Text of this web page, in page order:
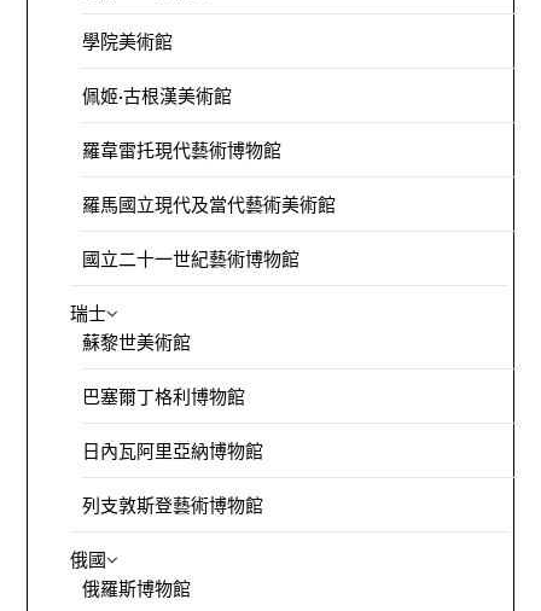
學院美術館
佩姬·古根漢美術館
羅韋雷托現代藝術博物館
羅馬國立現代及當代藝術美術館
國立二十一世紀藝術博物館
瑞士
蘇黎世美術館
巴塞爾丁格利博物館
日內瓦阿里亞納博物館
列支敦斯登藝術博物館
俄國
俄羅斯博物館